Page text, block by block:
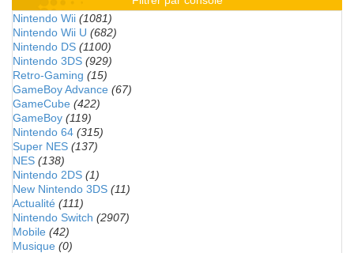
Nintendo Wii (1081)
Nintendo Wii U (682)
Nintendo DS (1100)
Nintendo 3DS (929)
Retro-Gaming (15)
GameBoy Advance (67)
GameCube (422)
GameBoy (119)
Nintendo 64 (315)
Super NES (137)
NES (138)
Nintendo 2DS (1)
New Nintendo 3DS (11)
Actualité (111)
Nintendo Switch (2907)
Mobile (42)
Musique (0)